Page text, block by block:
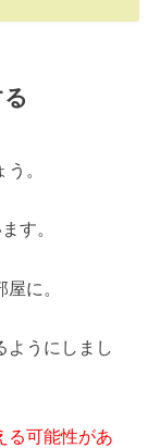
。
す。
に。
ようにしまし
る可能性があ